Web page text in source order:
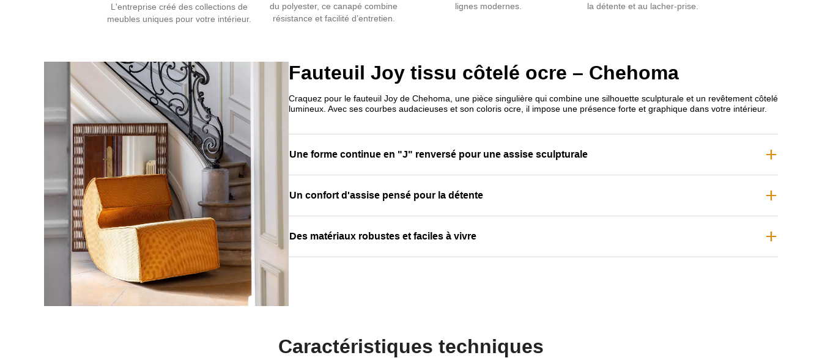
fauteuil combine originalité, confort et durabilité pour sublimer un
L'entreprise créé des collections de
meubles uniques pour votre intérieur.
du polyester, ce canapé combine
résistance et facilité d’entretien.
lignes modernes.
la détente et au lacher-prise.
Fauteuil Joy tissu côtelé ocre – Chehoma
Craquez pour le fauteuil Joy de Chehoma, une pièce singulière qui combine une silhouette sculpturale et un revêtement côtelé
lumineux. Avec ses courbes audacieuses et son coloris ocre, il impose une présence forte et graphique dans votre intérieur.
Une forme continue en "J" renversé pour une assise sculpturale
Un confort d'assise pensé pour la détente
Des matériaux robustes et faciles à vivre
Caractéristiques techniques